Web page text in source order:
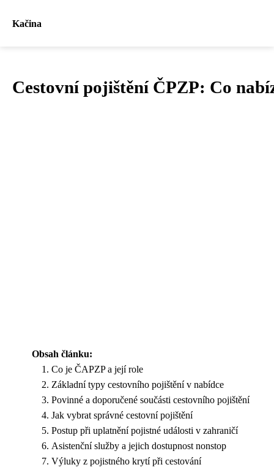
Kačina
Cestovní pojištění ČPZP: Co
Obsah článku:
Co je ČAPZP a její role
Základní typy cestovního pojištění v nabídce
Povinné a doporučené součásti cestovního pojištění
Jak vybrat správné cestovní pojištění
Postup při uplatnění pojistné události v zahraničí
Asistenční služby a jejich dostupnost nonstop
Výluky z pojistného krytí při cestování